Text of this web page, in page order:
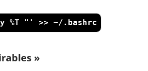
%y %T "' >> ~/.bashrc
»